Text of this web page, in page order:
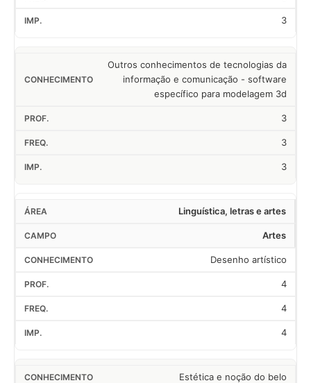
3
Outros conhecimentos de tecnologias da
informação e comunicação - software
específico para modelagem 3d
3
3
3
Linguística, letras e artes
Artes
Desenho artístico
4
4
4
Estética e noção do belo